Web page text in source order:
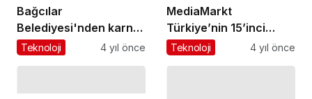
Bağcılar
Belediyesi'nden karne
şenliği
Teknoloji 4 yıl önce
MediaMarkt
Türkiye’nin 15’inci
yaşına özel
Teknoloji 4 yıl önce